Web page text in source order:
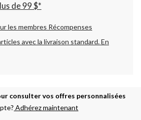
de 99 $*
les membres Récompenses
avec la livraison standard.En
consulter vos offres personnalisées
Adhérez maintenant